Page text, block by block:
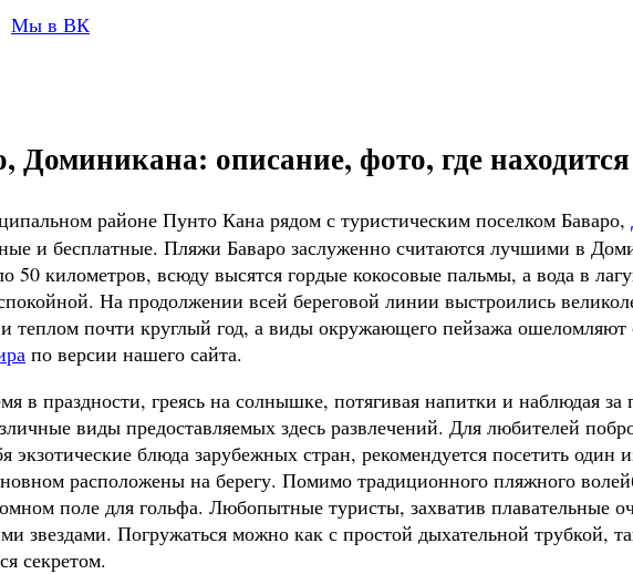
Мы в ВК
описание, фото, где находится
районе Пунто Кана рядом с туристическим поселком Баваро,
и бесплатные. Пляжи Баваро заслуженно считаются лучшими в
50 километров, всюду высятся гордые кокосовые пальмы, а вода в
На продолжении всей береговой линии выстроились
теплом почти круглый год, а виды окружающего пейзажа
по версии нашего сайта.
в праздности, греясь на солнышке, потягивая напитки и наблюдая
виды предоставляемых здесь развлечений. Для любителей
экзотические блюда зарубежных стран, рекомендуется посетить
расположены на берегу. Помимо традиционного пляжного
поле для гольфа. Любопытные туристы, захватив плавательные
звездами. Погружаться можно как с простой дыхательной трубкой,
секретом.